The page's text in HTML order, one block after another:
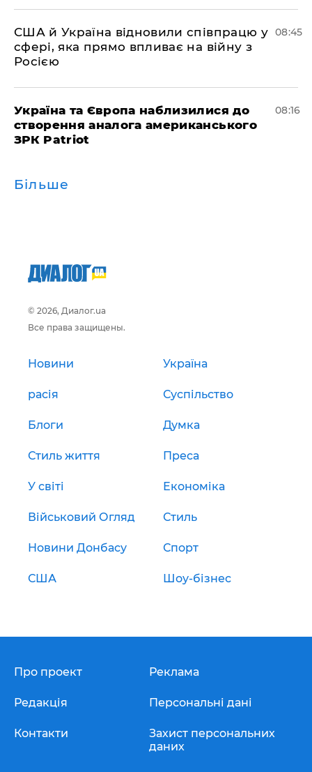
США й Україна відновили співпрацю у
сфері, яка прямо впливає на війну з
Росією
08:45
Україна та Європа наблизилися до
створення аналога американського
ЗРК Patriot
08:16
Більше
© 2026, Диалог.ua
Все права защищены.
Новини Україна
расія Суспільство
Блоги Думка
Стиль життя Преса
У світі Економіка
Військовий Огляд Стиль
Новини Донбасу Спорт
США Шоу-бізнес
Про проект
Редакція
Контакти
Реклама
Персональні дані
Захист персональних
даних